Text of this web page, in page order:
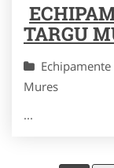
TARGU
Mures
...